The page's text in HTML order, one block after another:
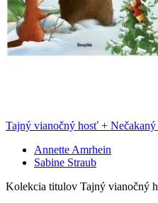
Tajný vianočný hosť +
Annette Amrhein
Sabine Straub
Kolekcia titulov Tajný vianočný